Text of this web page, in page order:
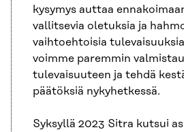
kysymys auttaa
vallitsevia oletuksia ja
vaihtoehtoisia
voimme paremmin
tulevaisuuteen ja tehdä
päätöksiä nykyhetkessä.
Syksyllä 2023 Sitra kutsui